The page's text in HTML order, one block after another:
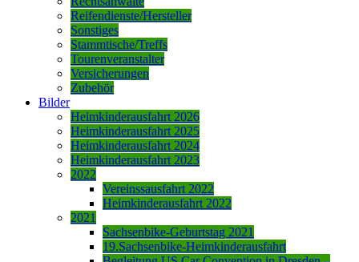
Reifendienste/Hersteller
Sonstiges
Stammtische/Treffs
Tourenveranstalter
Versicherungen
Zubehör
Bilder
Heimkinderausfahrt 2026
Heimkinderausfahrt 2025
Heimkinderausfahrt 2024
Heimkinderausfahrt 2023
2022
Vereinssausfahrt 2022
Heimkinderausfahrt 2022
2021
Sachsenbike-Geburtstag 2021
19.Sachsenbike-Heimkinderausfahrt